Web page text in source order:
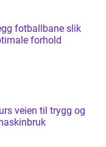
fotballbane slik
forhold
og